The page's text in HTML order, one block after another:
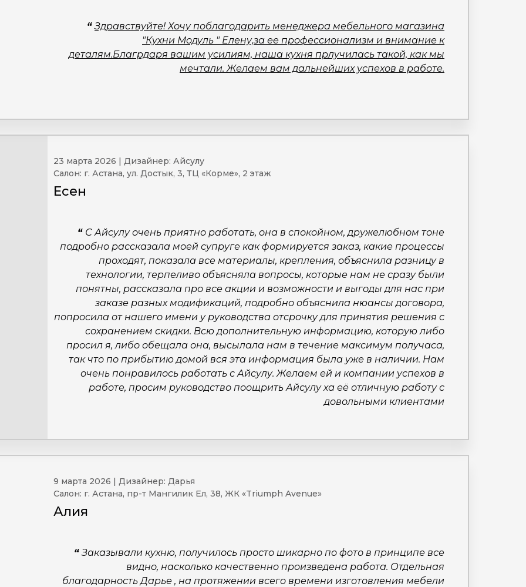
“Здравствуйте! Хочу поблагодарить менеджера мебельного магазина
"Кухни Модуль " Елену,за ее профессионализм и внимание к
деталям.Благрдаря вашим усилиям, наша кухня прлучилась такой, как мы
мечтали. Желаем вам дальнейших успехов в работе.
23 марта 2026 | Дизайнер: Айсулу
Салон: г. Астана, ул. Достык, 3, ТЦ «Корме», 2 этаж
Есен
“ С Айсулу очень приятно работать, она в спокойном, дружелюбном тоне
подробно рассказала моей супруге как формируется заказ, какие процессы
проходят, показала все материалы, крепления, объяснила разницу в
технологии, терпеливо объясняла вопросы, которые нам не сразу были
понятны, рассказала про все акции и возможности и выгоды для нас при
заказе разных модификаций, подробно объяснила нюансы договора,
попросила от нашего имени у руководства отсрочку для принятия решения с
сохранением скидки. Всю дополнительную информацию, которую либо
просил я, либо обещала она, высылала нам в течение максимум получаса,
так что по прибытию домой вся эта информация была уже в наличии. Нам
очень понравилось работать с Айсулу. Желаем ей и компании успехов в
работе, просим руководство поощрить Айсулу ха её отличную работу с
довольными клиентами
9 марта 2026 | Дизайнер: Дарья
Салон: г. Астана, пр-т Мангилик Ел, 38, ЖК «Triumph Avenue»
Алия
“Заказывали кухню, получилось просто шикарно по фото в принципе все
видно, насколько качественно произведена работа. Отдельная
благодарность Дарье , на протяжении всего времени изготовления мебели